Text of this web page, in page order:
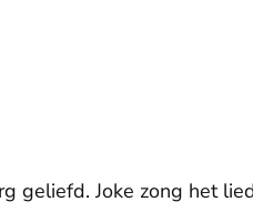
geliefd. Joke zong het